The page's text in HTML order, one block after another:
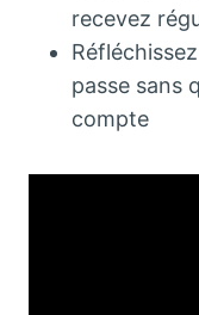
recevez
passe sans
compte